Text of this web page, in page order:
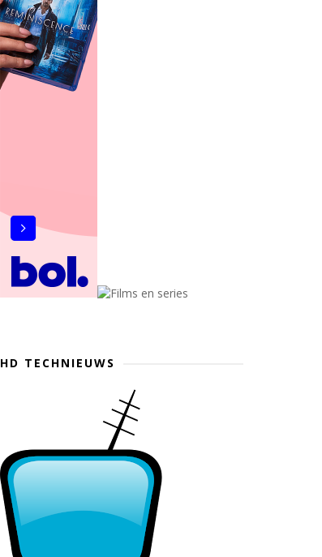
HD TECHNIEUWS